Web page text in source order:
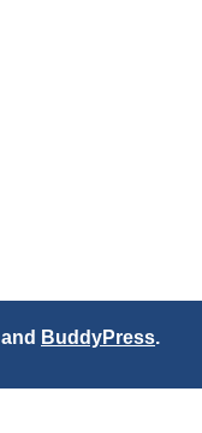
and BuddyPress.